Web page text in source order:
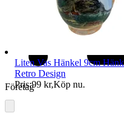
Företag
Liten Vas Hänkel 9cm
Retro Design
Pris:99 kr,Köp nu.